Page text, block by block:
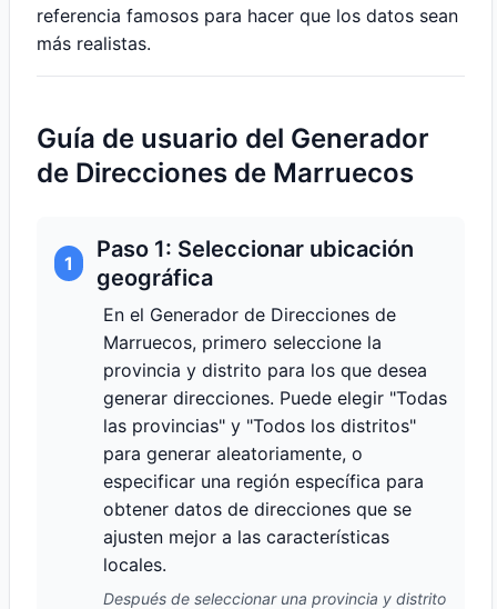
referencia famosos para hacer que los datos sean
más realistas.
Guía de usuario del Generador
de Direcciones de Marruecos
1
Paso 1: Seleccionar ubicación
geográfica
En el Generador de Direcciones de
Marruecos, primero seleccione la
provincia y distrito para los que desea
generar direcciones. Puede elegir "Todas
las provincias" y "Todos los distritos"
para generar aleatoriamente, o
especificar una región específica para
obtener datos de direcciones que se
ajusten mejor a las características
locales.
Después de seleccionar una provincia y distrito